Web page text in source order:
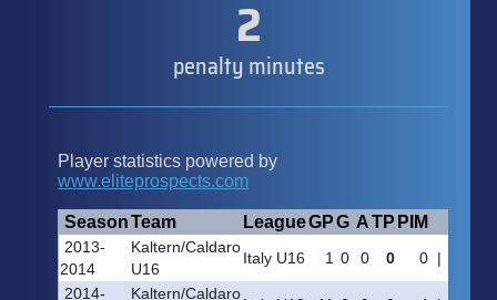
2
penalty minutes